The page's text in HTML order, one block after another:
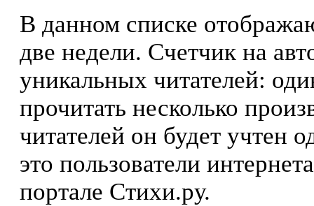
В данном списке
две недели. Счетчик на
уникальных читателей:
прочитать несколько
читателей он будет учтен
это пользователи
портале Стихи.ру.